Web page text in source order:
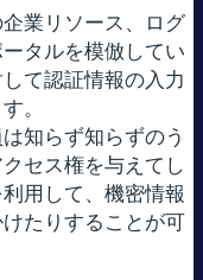
業リソース、ログ
タルを模倣してい
て認証情報の入力
。
知らず知らずのう
セス権を与えてし
用して、機密情報
たりすることが可